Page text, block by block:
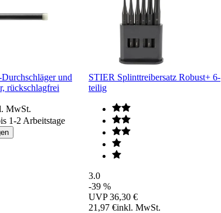
und
rückschlagfrei
MwSt.
1-2 Arbeitstage
STIER Splinttreibersatz Robust+ 6-
teilig
3.0
-39 %
UVP 36,30 €
21,97 €inkl. MwSt.